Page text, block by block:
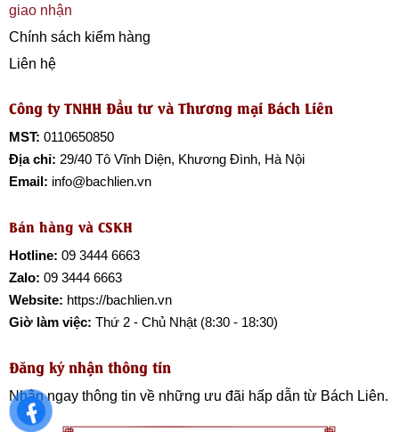
giao nhận
Chính sách kiểm hàng
Liên hệ
Công ty TNHH Đầu tư và Thương mại Bách Liên
MST: 0110650850
Địa chỉ: 29/40 Tô Vĩnh Diện, Khương Đình, Hà Nội
Email: info@bachlien.vn
Bán hàng và CSKH
Hotline: 09 3444 6663
Zalo: 09 3444 6663
Website: https://bachlien.vn
Giờ làm việc: Thứ 2 - Chủ Nhật (8:30 - 18:30)
Đăng ký nhận thông tin
Nhận ngay thông tin về những ưu đãi hấp dẫn từ Bách Liên.